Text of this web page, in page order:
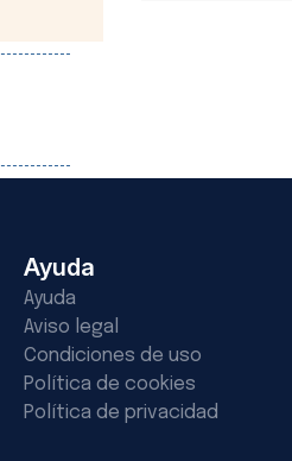
Ayuda
Ayuda
Aviso legal
Condiciones de uso
Política de cookies
Política de privacidad